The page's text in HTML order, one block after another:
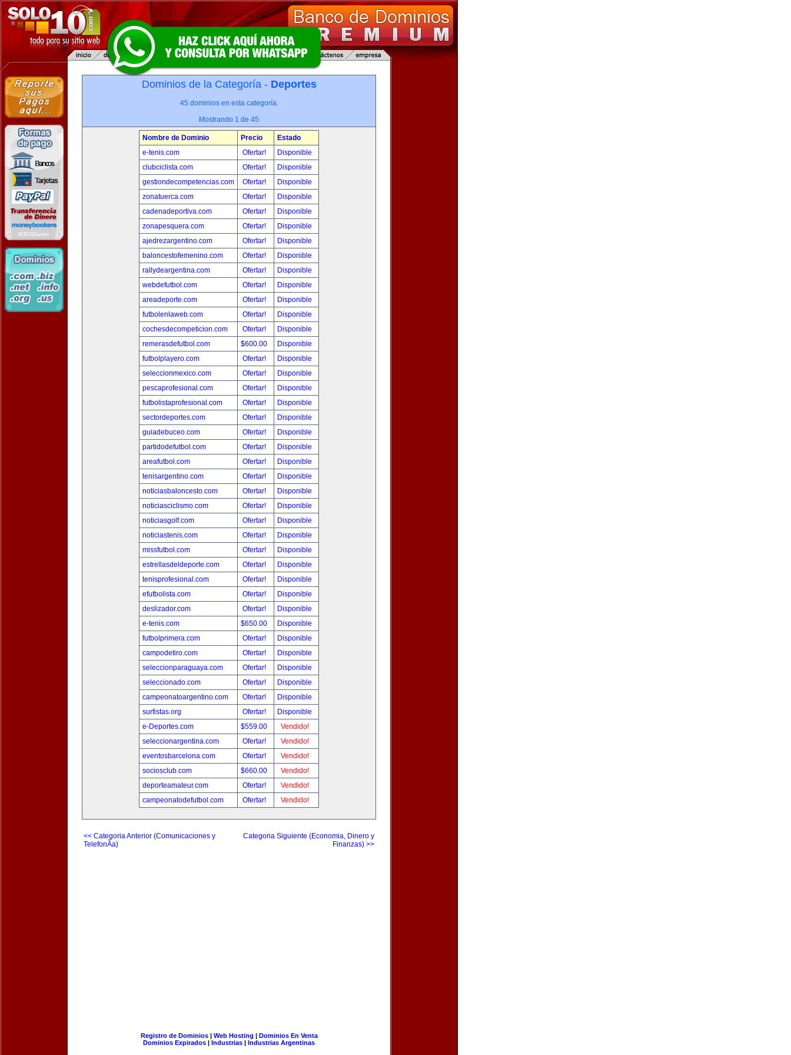
Dominios de la Categoría - Deportes
45 dominios en esta categoría.
Mostrando 1 de 45
Nombre de Dominio Precio
Estado
e-tenis.com
Ofertar!
Disponible
clubciclista.com
Ofertar!
Disponible
gestiondecompetencias.com
Ofertar!
Disponible
zonatuerca.com
Ofertar!
Disponible
cadenadeportiva.com
Ofertar!
Disponible
zonapesquera.com
Ofertar!
Disponible
ajedrezargentino.com
Ofertar!
Disponible
baloncestofemenino.com
Ofertar!
Disponible
rallydeargentina.com
Ofertar!
Disponible
webdefutbol.com
Ofertar!
Disponible
areadeporte.com
Ofertar!
Disponible
futbolenlaweb.com
Ofertar!
Disponible
cochesdecompeticion.com
Ofertar!
Disponible
remerasdefutbol.com
$600.00
Disponible
futbolplayero.com
Ofertar!
Disponible
seleccionmexico.com
Ofertar!
Disponible
pescaprofesional.com
Ofertar!
Disponible
futbolistaprofesional.com
Ofertar!
Disponible
sectordeportes.com
Ofertar!
Disponible
guiadebuceo.com
Ofertar!
Disponible
partidodefutbol.com
Ofertar!
Disponible
areafutbol.com
Ofertar!
Disponible
tenisargentino.com
Ofertar!
Disponible
noticiasbaloncesto.com
Ofertar!
Disponible
noticiasciclismo.com
Ofertar!
Disponible
noticiasgolf.com
Ofertar!
Disponible
noticiastenis.com
Ofertar!
Disponible
missfutbol.com
Ofertar!
Disponible
estrellasdeldeporte.com
Ofertar!
Disponible
tenisprofesional.com
Ofertar!
Disponible
efutbolista.com
Ofertar!
Disponible
deslizador.com
Ofertar!
Disponible
e-tenis.com
$650.00
Disponible
futbolprimera.com
Ofertar!
Disponible
campodetiro.com
Ofertar!
Disponible
seleccionparaguaya.com
Ofertar!
Disponible
seleccionado.com
Ofertar!
Disponible
campeonatoargentino.com
Ofertar!
Disponible
surfistas.org
Ofertar!
Disponible
e-Deportes.com
$559.00
Vendido!
seleccionargentina.com
Ofertar!
Vendido!
eventosbarcelona.com
Ofertar!
Vendido!
sociosclub.com
$660.00
Vendido!
deporteamateur.com
Ofertar!
Vendido!
campeonatodefutbol.com
Ofertar! Vendido!
<< Categoria Anterior (Comunicaciones y
TelefonÃ­a)
Categoria Siguiente (Economia, Dinero y
Finanzas) >>
Registro de Dominios| Web Hosting | Dominios En Venta
Dominios Expirados | Industrias | Industrias Argentinas